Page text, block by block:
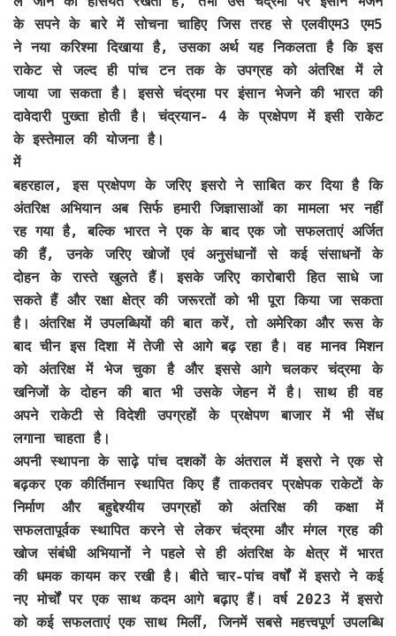
के सपने के बारे में सोचना चाहिए जिस तरह से एलवीएम3 एम5
ने नया करिश्मा दिखाया है, उसका अर्थ यह निकलता है कि इस
राकेट से जल्द ही पांच टन तक के उपग्रह को अंतरिक्ष में ले
जाया जा सकता है। इससे चंद्रमा पर इंसान भेजने की भारत की
दावेदारी पुख्ता होती है। चंद्रयान- 4 के प्रक्षेपण में इसी राकेट
के इस्तेमाल की योजना है।
में
बहरहाल, इस प्रक्षेपण के जरिए इसरो ने साबित कर दिया है कि
अंतरिक्ष अभियान अब सिर्फ हमारी जिज्ञासाओं का मामला भर नहीं
रह गया है, बल्कि भारत ने एक के बाद एक जो सफलताएं अर्जित
की हैं, उनके जरिए खोजों एवं अनुसंधानों से कई संसाधनों के
दोहन के रास्ते खुलते हैं। इसके जरिए कारोबारी हित साधे जा
सकते हैं और रक्षा क्षेत्र की जरूरतों को भी पूरा किया जा सकता
है। अंतरिक्ष में उपलब्धियों की बात करें, तो अमेरिका और रूस के
बाद चीन इस दिशा में तेजी से आगे बढ़ रहा है। वह मानव मिशन
को अंतरिक्ष में भेज चुका है और इससे आगे चलकर चंद्रमा के
खनिजों के दोहन की बात भी उसके जेहन में है। साथ ही वह
अपने राकेटी से विदेशी उपग्रहों के प्रक्षेपण बाजार में भी सेंध
लगाना चाहता है।
अपनी स्थापना के साढ़े पांच दशकों के अंतराल में इसरो ने एक से
बढ़कर एक कीर्तिमान स्थापित किए हैं ताकतवर प्रक्षेपक राकेटों के
निर्माण और बहुद्देश्यीय उपग्रहों को अंतरिक्ष की कक्षा में
सफलतापूर्वक स्थापित करने से लेकर चंद्रमा और मंगल ग्रह की
खोज संबंधी अभियानों ने पहले से ही अंतरिक्ष के क्षेत्र में भारत
की धमक कायम कर रखी है। बीते चार-पांच वर्षों में इसरो ने कई
नए मोर्चों पर एक साथ कदम आगे बढ़ाए हैं। वर्ष 2023 में इसरो
को कई सफलताएं एक साथ मिलीं, जिनमें सबसे महत्त्वपूर्ण उपलब्धि